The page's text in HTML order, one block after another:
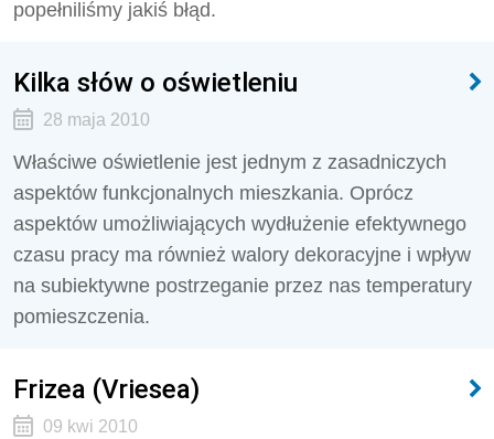
popełniliśmy jakiś błąd.
Kilka słów o oświetleniu
28 maja 2010
Właściwe oświetlenie jest jednym z zasadniczych
aspektów funkcjonalnych mieszkania. Oprócz
aspektów umożliwiających wydłużenie efektywnego
czasu pracy ma również walory dekoracyjne i wpływ
na subiektywne postrzeganie przez nas temperatury
pomieszczenia.
Frizea (Vriesea)
09 kwi 2010